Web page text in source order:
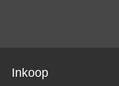
Inkoop